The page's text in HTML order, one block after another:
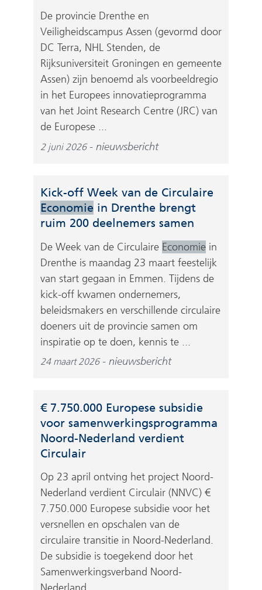
De provincie Drenthe en
Veiligheidscampus Assen (gevormd door
DC Terra, NHL Stenden, de
Rijksuniversiteit Groningen en gemeente
Assen) zijn benoemd als voorbeeldregio
in het Europees innovatieprogramma
van het Joint Research Centre (JRC) van
de Europese ...
2 juni 2026 nieuwsbericht
Kick-off Week van de Circulaire
Economiein Drenthe brengt
ruim 200 deelnemers samen
De Week van de Circulaire Economiein
Drenthe is maandag 23 maart feestelijk
van start gegaan in Emmen. Tijdens de
kick-off kwamen ondernemers,
beleidsmakers en verschillende circulaire
doeners uit de provincie samen om
inspiratie op te doen, kennis te ...
24 maart 2026 nieuwsbericht
€ 7.750.000 Europese subsidie
voor samenwerkingsprogramma
Noord-Nederland verdient
Circulair
Op 23 april ontving het project Noord-
Nederland verdient Circulair (NNVC) €
7.750.000 Europese subsidie voor het
versnellen en opschalen van de
circulaire transitie in Noord-Nederland.
De subsidie is toegekend door het
Samenwerkingsverband Noord-